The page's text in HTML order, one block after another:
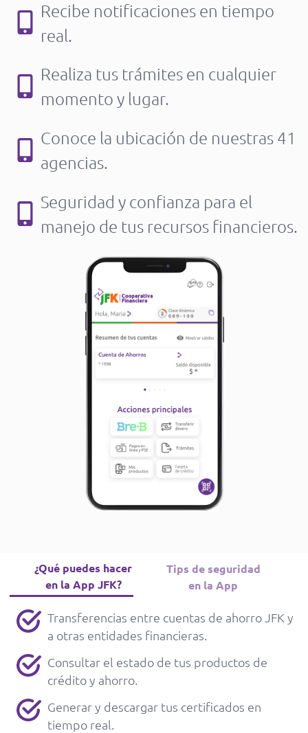
Recibe notificaciones en tiempo
real.
Realiza tus trámites en cualquier
momento y lugar.
Conoce la ubicación de nuestras 41
agencias.
Seguridad y confianza para el
manejo de tus recursos financieros.
¿Qué puedes hacer
en la App JFK?
Tips de seguridad
en la App
Transferencias entre cuentas de ahorro JFK y
a otras entidades financieras.
Consultar el estado de tus productos de
crédito y ahorro.
Generar y descargar tus certificados en
tiempo real.